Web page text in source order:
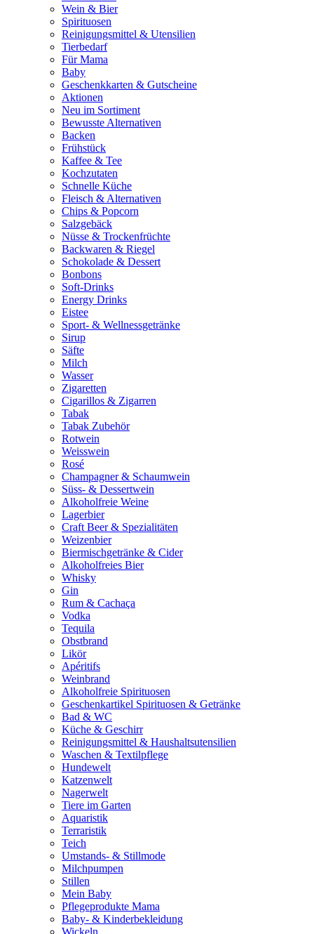
Wein & Bier
Spirituosen
Reinigungsmittel & Utensilien
Tierbedarf
Für Mama
Baby
Geschenkkarten & Gutscheine
Aktionen
Neu im Sortiment
Bewusste Alternativen
Backen
Frühstück
Kaffee & Tee
Kochzutaten
Schnelle Küche
Fleisch & Alternativen
Chips & Popcorn
Salzgebäck
Nüsse & Trockenfrüchte
Backwaren & Riegel
Schokolade & Dessert
Bonbons
Soft-Drinks
Energy Drinks
Eistee
Sport- & Wellnessgetränke
Sirup
Säfte
Milch
Wasser
Zigaretten
Cigarillos & Zigarren
Tabak
Tabak Zubehör
Rotwein
Weisswein
Rosé
Champagner & Schaumwein
Süss- & Dessertwein
Alkoholfreie Weine
Lagerbier
Craft Beer & Spezialitäten
Weizenbier
Biermischgetränke & Cider
Alkoholfreies Bier
Whisky
Gin
Rum & Cachaça
Vodka
Tequila
Obstbrand
Likör
Apéritifs
Weinbrand
Alkoholfreie Spirituosen
Geschenkartikel Spirituosen & Getränke
Bad & WC
Küche & Geschirr
Reinigungsmittel & Haushaltsutensilien
Waschen & Textilpflege
Hundewelt
Katzenwelt
Nagerwelt
Tiere im Garten
Aquaristik
Terraristik
Teich
Umstands- & Stillmode
Milchpumpen
Stillen
Mein Baby
Pflegeprodukte Mama
Baby- & Kinderbekleidung
Wickeln